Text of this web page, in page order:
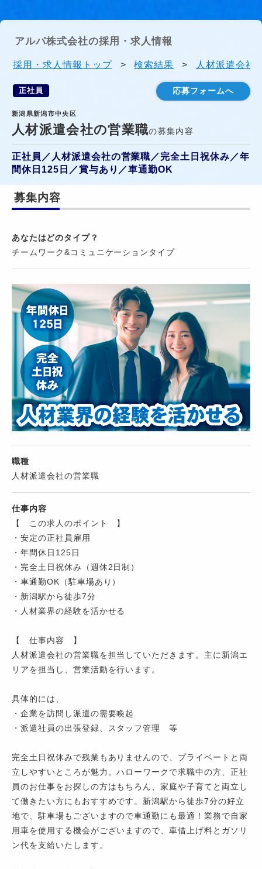
アルパ株式会社の採用・求人情報
採用・求人情報トップ > 検索結果 > 人材派遣会社
正社員 応募フォームへ
新潟県新潟市中央区
人材派遣会社の営業職の募集内容
正社員／人材派遣会社の営業職／完全土日祝休み／年
間休日125日／賞与あり／車通勤OK
募集内容
あなたはどのタイプ？
チームワーク&コミュニケーションタイプ
職種
人材派遣会社の営業職
仕事内容
【 この求人のポイント 】
・安定の正社員雇用
・年間休日125日
・完全土日祝休み（週休2日制）
・車通勤OK（駐車場あり）
・新潟駅から徒歩7分
・人材業界の経験を活かせる
【 仕事内容 】
人材派遣会社の営業職を担当していただきます。主に新潟エ
リアを担当し、営業活動を行います。
具体的には、
・企業を訪問し派遣の需要喚起
・派遣社員の出張登録、スタッフ管理 等
完全土日祝休みで残業もありませんので、プライベートと両
立しやすいところが魅力。ハローワークで求職中の方、正社
員のお仕事をお探しの方はもちろん、家庭や子育てと両立し
て働きたい方にもおすすめです。新潟駅から徒歩7分の好立
地で、駐車場もございますので車通勤にも最適！業務で自家
用車を使用する機会がございますので、車借上げ料とガソリ
ン代を支給いたします。